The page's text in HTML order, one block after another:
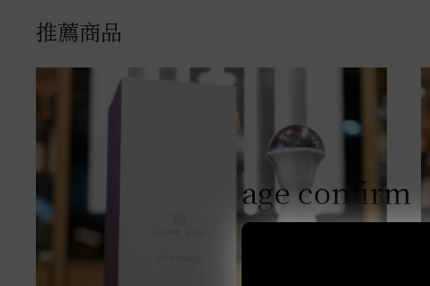
推薦商品
age confirm